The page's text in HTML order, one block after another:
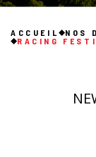
ACCUEIL
NOS
RACING